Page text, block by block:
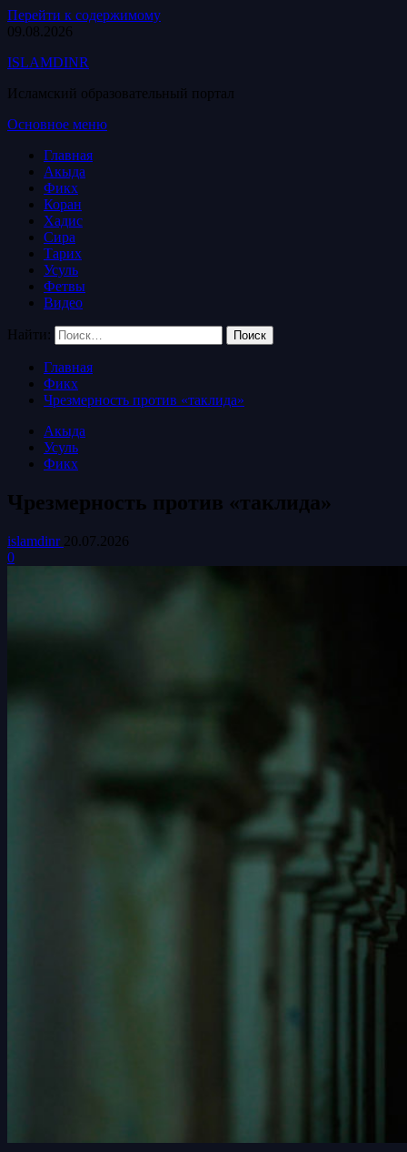
Перейти к содержимому
09.08.2026
ISLAMDINR
Исламский образовательный портал
Основное меню
Главная
Акыда
Фикх
Коран
Хадис
Сира
Тарих
Усуль
Фетвы
Видео
Найти:
Главная
Фикх
Чрезмерность против «таклида»
Акыда
Усуль
Фикх
Чрезмерность против «таклида»
islamdinr 20.07.2026
0